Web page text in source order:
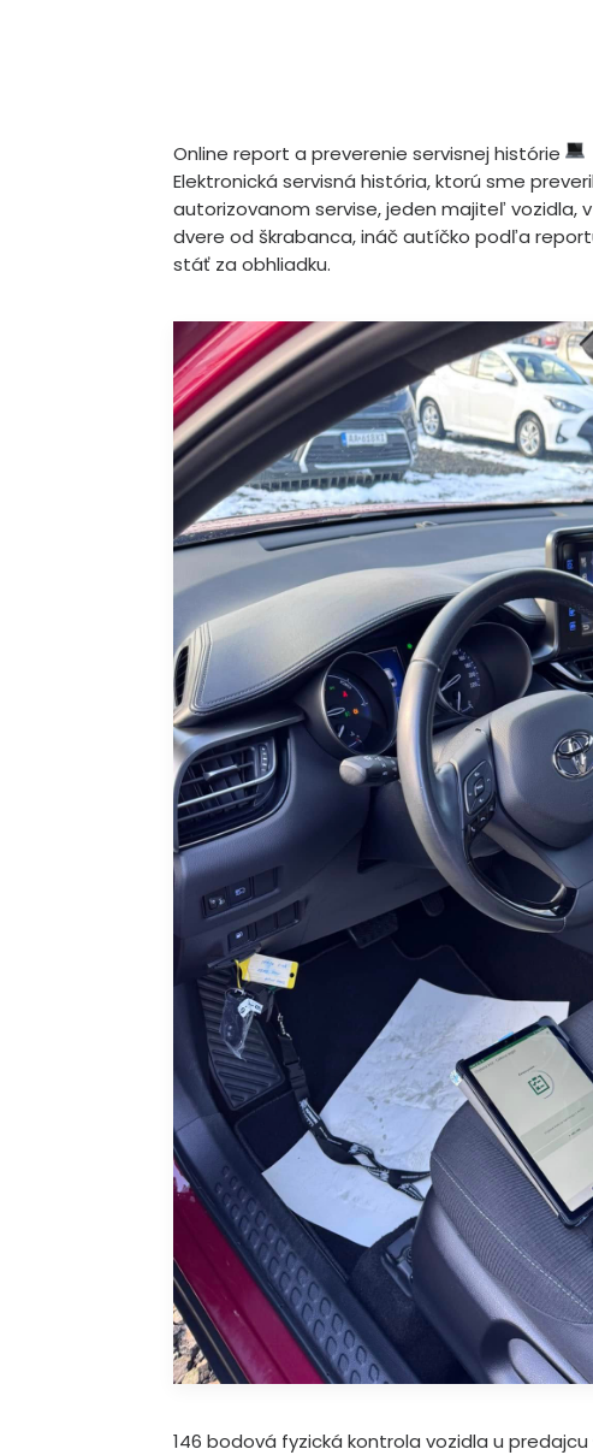
Online report a preverenie servisnej histórie
Elektronická servisná história, ktorú sme
autorizovanom servise, jeden majiteľ vozidla,
dvere od škrabanca, ináč autíčko podľa
stáť za obhliadku.
146 bodová fyzická kontrola vozidla u predajcu